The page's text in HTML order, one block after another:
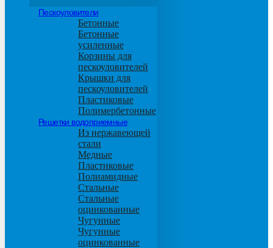
Пескоуловители
Бетонные
Бетонные
усиленные
Корзины для
пескоуловителей
Крышки для
пескоуловителей
Пластиковые
Полимербетонные
Решетки водоприемные
Из нержавеющей
стали
Медные
Пластиковые
Полиамидные
Стальные
Стальные
оцинкованные
Чугунные
Чугунные
оцинкованные